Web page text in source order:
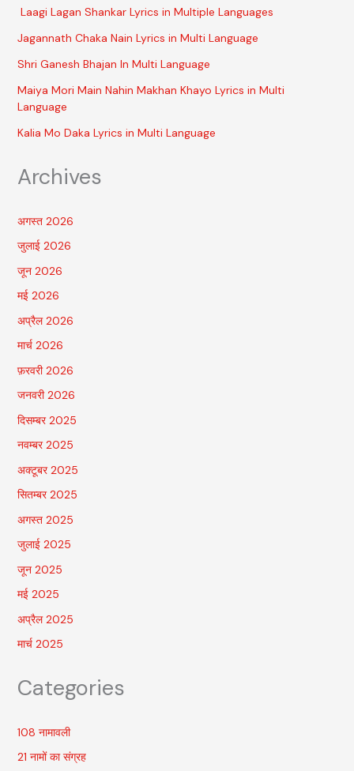
Laagi Lagan Shankar Lyrics in Multiple Languages
Jagannath Chaka Nain Lyrics in Multi Language
Shri Ganesh Bhajan In Multi Language
Maiya Mori Main Nahin Makhan Khayo Lyrics in Multi
Language
Kalia Mo Daka Lyrics in Multi Language
Archives
अगस्त 2026
जुलाई 2026
जून 2026
मई 2026
अप्रैल 2026
मार्च 2026
फ़रवरी 2026
जनवरी 2026
दिसम्बर 2025
नवम्बर 2025
अक्टूबर 2025
सितम्बर 2025
अगस्त 2025
जुलाई 2025
जून 2025
मई 2025
अप्रैल 2025
मार्च 2025
Categories
108 नामावली
21 नामों का संग्रह